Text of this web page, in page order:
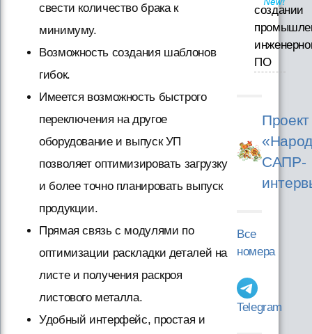
свести количество брака к
минимуму.
Возможность создания шаблонов
гибок.
Имеется возможность быстрого
переключения на другое
оборудование и выпуск УП
позволяет оптимизировать загрузку
и более точно планировать выпуск
продукции.
Прямая связь с модулями по
оптимизации раскладки деталей на
листе и получения раскроя
листового металла.
Удобный интерфейс, простая и
создании
ПО
Проект
САПР-
Все
номера
Telegram